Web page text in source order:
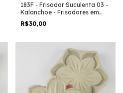
183F - Frisador Suculenta 03 -
Kalanchoe - Frisadores em
Resina
R$30,00